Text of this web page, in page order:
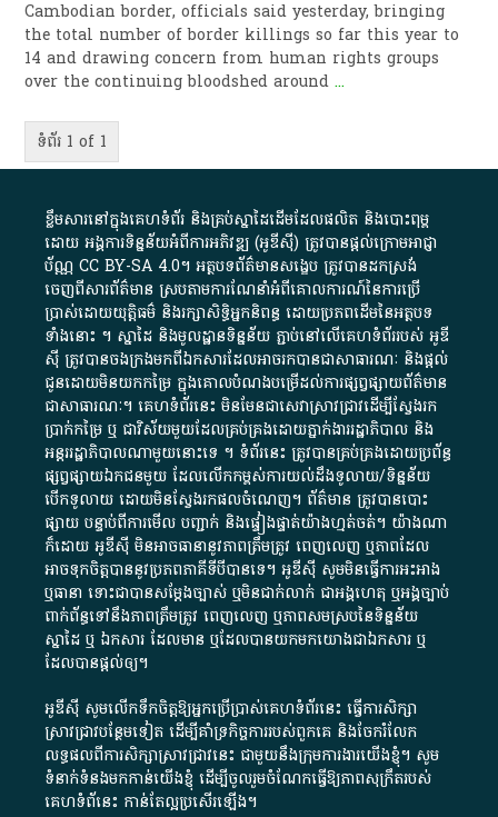
Cambodian border, officials said yesterday, bringing
the total number of border killings so far this year to
14 and drawing concern from human rights groups
over the continuing bloodshed around...
ទំព័រ 1 of 1
ខ្លឹមសារ​នៅ​ក្នុង​គេហទំព័រ និង​គ្រប់​ស្នា​ដៃ​ដើម​ដែល​ផលិត​ និង​បោះពុម្ព​
ដោយ​ អង្គការ​ទិន្នន័យ​អំពី​ការអភិវឌ្ឍ​​ (អូ​ឌី​ស៊ី)​ ត្រូវ​បាន​ផ្តល់​ក្រោម​អាជ្ញា
ប័ណ្ណ​CC BY-SA 4.0។​ អត្ថបទ​ព័ត៌មាន​សង្ខេប​ ត្រូវ​បាន​ដកស្រង់​
ចេញពី​សារព័ត៌មាន ស្របតាមការ​ណែនាំ​អំពី​គោលការណ៍​នៃ​ការ​ប្រើ
ប្រាស់​ដោយ​យុត្តិធម៌​ និង​រក្សាសិទ្ធិអ្នកនិពន្ធ ដោយ​ប្រភពដើម​នៃ​​អត្ថបទ
ទាំង​នោះ​ ។​ ស្នាដៃ​ និង​មូលដ្ឋាន​ទិន្នន័យ ​ភ្ជាប់​នៅ​លើ​គេហទំព័រ​របស់​ អូ​ឌី​
ស៊ី​ ត្រូវ​បាន​ចងក្រង​មក​ពី​ឯកសារ​ដែល​អាច​រក​បានជា​សាធារណៈ​ និង​ផ្តល់​
ជូន​ដោយ​មិន​យក​កម្រៃ​ ក្នុង​គោលបំណង​បម្រើ​ដល់ការ​ផ្សព្វផ្សាយ​ព័ត៌មាន​
ជា​សាធារណៈ​។​ គេហទំព័រ​នេះ​ មិនមែន​ជា​សេវា​ស្រាវជ្រាវ​ដើម្បី​ស្វែងរក
ប្រាក់​កម្រៃ​ ឬ​ ជា​វិស័យ​មួយ​ដែល​គ្រប់គ្រង​ដោយ​ភ្នាក់ងារ​រដ្ឋាភិបាល​ និង ​
អន្តររដ្ឋាភិបាល​ណាមួយ​នោះ​ទេ ​។​ ទំព័រ​នេះ​ ត្រូវ​បាន​គ្រប់គ្រង​ដោយ​ប្រព័ន្ធ​
ផ្សព្វផ្សាយ​ឯកជន​មួយ​ ដែល​លើកកម្ពស់​ការ​យល់​ដឹង​ទូលាយ​/​ទិន្នន័យ​
បើក​ទូលាយ​ ដោយ​មិនស្វែង​រក​ផល​ចំណេញ​។​ ព័ត៌មាន​ ត្រូវ​បាន​បោះ
ផ្សាយ​ បន្ទាប់​ពី​ការ​មើល​ បញ្ជាក់​ និង​ផ្ទៀងផ្ទាត់​យ៉ាង​ហ្មត់ចត់​។​ យ៉ាងណា​
ក៏​ដោយ​ អូ​ឌី​ស៊ី​ មិន​អាច​ធានា​នូវ​ភាព​ត្រឹមត្រូវ​ ពេញលេញ​ ឬ​ភាព​ដែល​
អាច​ទុកចិត្ត​បាននូវ​ប្រភព​ភាគី​ទី​បី​បាន​ទេ​។​ អូ​ឌី​ស៊ី​ សូម​មិន​ធ្វើការ​អះអាង​
ឬ​ធានា​ ទោះជា​បាន​សម្តែង​ច្បាស់​ ឬ​មិន​ជាក់លាក់​ ជា​អង្គហេតុ​ ឬ​អង្គច្បាប់​
ពាក់ព័ន្ធ​ទៅ​នឹង​ភាព​ត្រឹមត្រូវ​ ពេញលេញ​ ឬ​ភាព​សម​ស្រប​នៃ​ទិន្នន័យ​
ស្នាដៃ​ ឬ​ ឯកសារ​ ដែល​មាន​ ឬ​ដែល​បាន​យក​មក​យោង​ជា​ឯកសារ​ ឬ​
ដែល​បាន​ផ្តល់​ឲ្យ​។
អូឌីស៊ី សូមលើកទឹកចិត្តឱ្យអ្នកប្រើប្រាស់គេហទំព័រនេះ ធ្វើការសិក្សា
ស្រាវជ្រាវបន្ថែមទៀត ដើម្បីគាំទ្រកិច្ចការ​របស់ពួកគេ និងចែករំលែក
លទ្ធផលពីការសិក្សាស្រាវជ្រាវនេះ ជាមួយនឹងក្រុមការងារយើងខ្ញុំ។ សូម
ទំនាក់ទំនងមកកាន់យើងខ្ញុំ ដើម្បីចូលរួមចំណែកធ្វើឱ្យភាពសុក្រឹតរបស់
គេហទំព័នេះ កាន់តែល្អប្រសើរឡើង។